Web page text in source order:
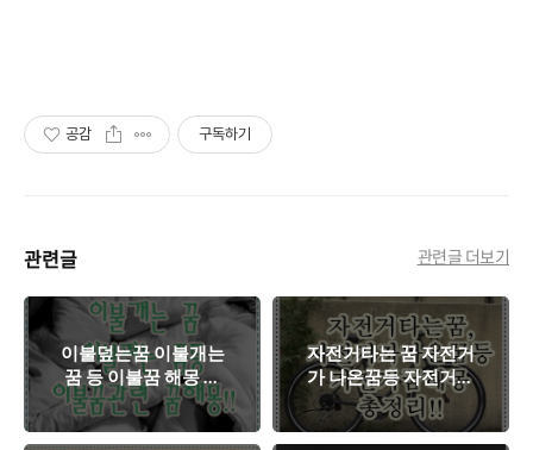
공감 구독하기
관련글 관련글 더보기
이불덮는꿈 이불개는
꿈 등 이불꿈 해몽 총
정리
자전거타는 꿈 자전거
가 나온꿈등 자전거관
련꿈해몽 총정리